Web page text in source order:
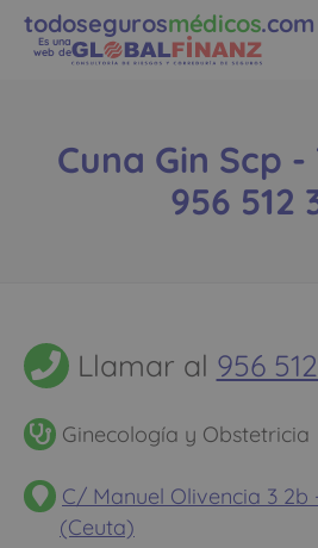
todosegurosmédicos.com
Es una
web de
Cuna Gin Scp
956 512
Llamar al 956
Ginecología y Obstetricia
C/ Manuel Olivencia 3 2b
(Ceuta)